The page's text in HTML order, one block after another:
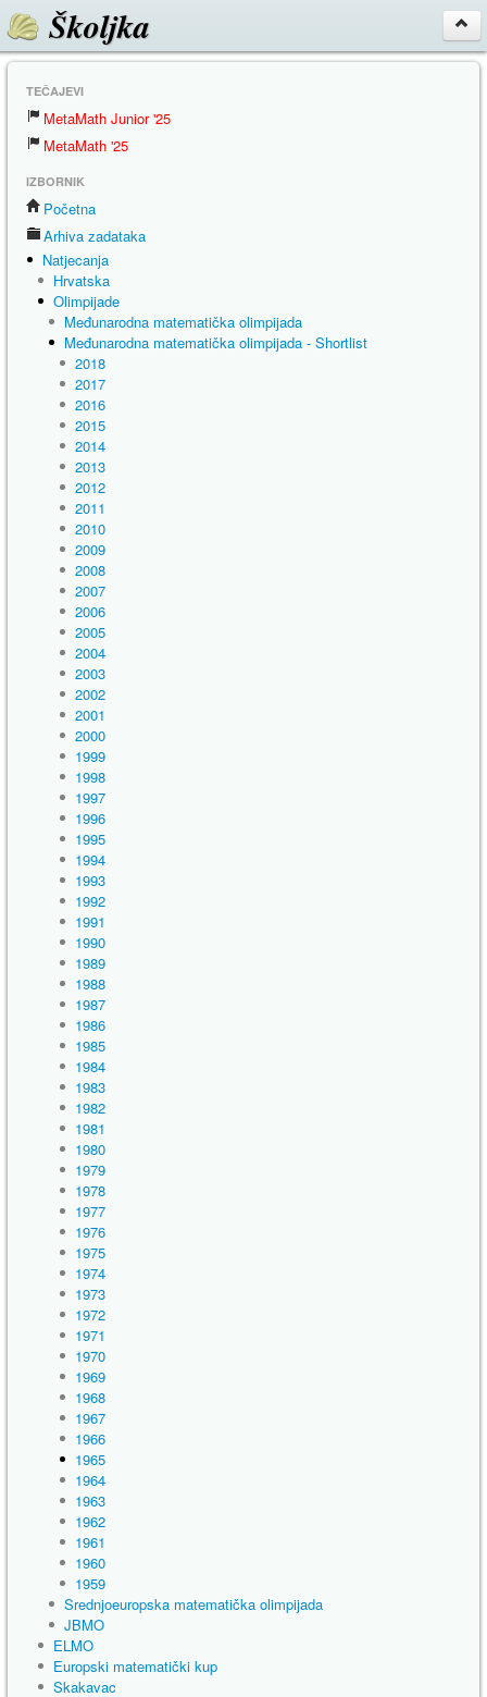
Školjka
TEČAJEVI
MetaMath Junior '25
MetaMath '25
IZBORNIK
Početna
Arhiva zadataka
Natjecanja
Hrvatska
Olimpijade
Međunarodna matematička olimpijada
Međunarodna matematička olimpijada - Shortlist
2018
2017
2016
2015
2014
2013
2012
2011
2010
2009
2008
2007
2006
2005
2004
2003
2002
2001
2000
1999
1998
1997
1996
1995
1994
1993
1992
1991
1990
1989
1988
1987
1986
1985
1984
1983
1982
1981
1980
1979
1978
1977
1976
1975
1974
1973
1972
1971
1970
1969
1968
1967
1966
1965
1964
1963
1962
1961
1960
1959
Srednjoeuropska matematička olimpijada
JBMO
ELMO
Europski matematički kup
Skakavac